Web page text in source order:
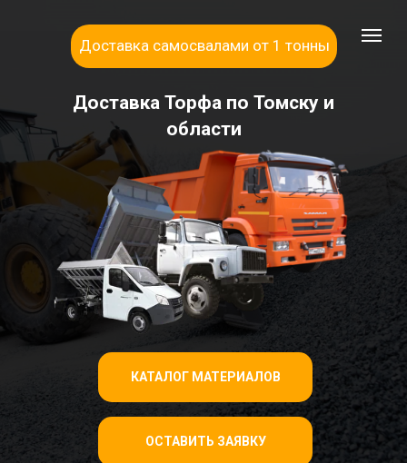
Доставка Торфа по Томску и
области
Доставка самосвалами от 1 тонны
ОСТАВИТЬ ЗАЯВКУ
КАТАЛОГ МАТЕРИАЛОВ